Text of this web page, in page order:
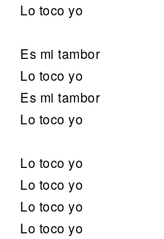
Lo toco yo
Es mi tambor
Lo toco yo
Es mi tambor
Lo toco yo
Lo toco yo
Lo toco yo
Lo toco yo
Lo toco yo